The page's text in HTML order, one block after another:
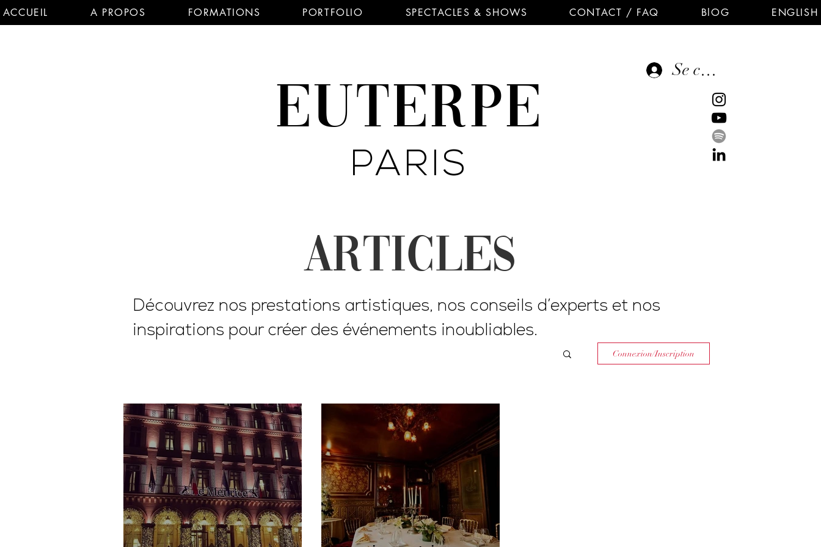
ACCUEIL A PROPOS FORMATIONS PORTFOLIO SPECTACLES & SHOWS CONTACT / FAQ BlOG ENGLISH
EUTERPE
Se connecter
PARIS
ARTICLES
Connexion/Inscription
Découvrez nos prestations artistiques, nos conseils d’experts et nos
inspirations pour créer des événements inoubliables.